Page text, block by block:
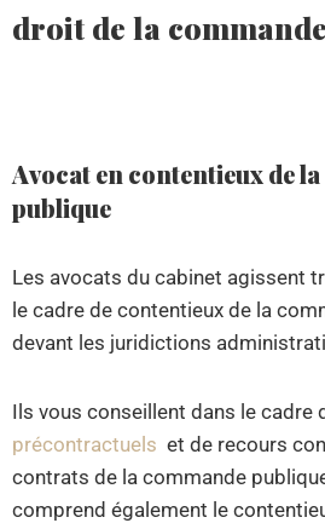
droit de la
Avocat en contentieux de
publique
Les avocats du cabinet agissent
le cadre de contentieux de la
devant les juridictions
Ils vous conseillent dans le cadre
précontractuels et de recours
contrats de la commande
comprend également le